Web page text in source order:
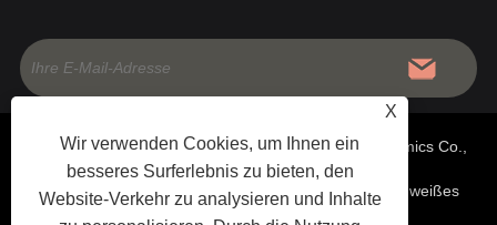
Copyright © 2020 China Fujian Dehua Jinruixiang Ceramics Co.,
Ltd – Chinesische Keramik, weiße Porzellanornamente, weißes
X
Wir verwenden Cookies, um Ihnen ein
besseres Surferlebnis zu bieten, den
Website-Verkehr zu analysieren und Inhalte